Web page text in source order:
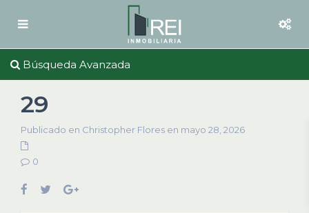
Búsqueda Avanzada
29
Publicado en Christopher Flores en mayo 28, 2026
0